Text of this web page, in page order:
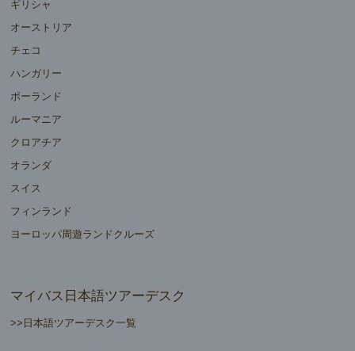
ギリシャ
オーストリア
チェコ
ハンガリー
ポーランド
ルーマニア
クロアチア
オランダ
スイス
フィンランド
ヨーロッパ周遊ランドクルーズ
マイバス日本語ツアーデスク
>>日本語ツアーデスク一覧